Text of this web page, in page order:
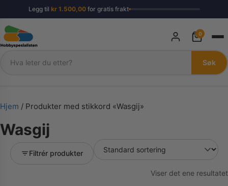
Legg til kr1.500,00for gratis frakt
Søk
Søk
0
Hjem / Produkter med stikkord «Wasgij»
Wasgij
Filtrér produkter
Viser det ene resultatet